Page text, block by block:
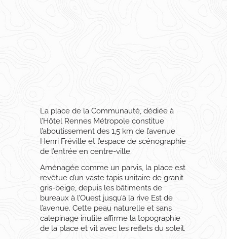
La place de la Communauté, dédiée à
l’Hôtel Rennes Métropole constitue
l’aboutissement des 1,5 km de l’avenue
Henri Fréville et l’espace de scénographie
de l’entrée en centre-ville.
Aménagée comme un parvis, la place est
revêtue d’un vaste tapis unitaire de granit
gris-beige, depuis les bâtiments de
bureaux à l’Ouest jusqu’à la rive Est de
l’avenue. Cette peau naturelle et sans
calepinage inutile affirme la topographie
de la place et vit avec les reﬂets du soleil.